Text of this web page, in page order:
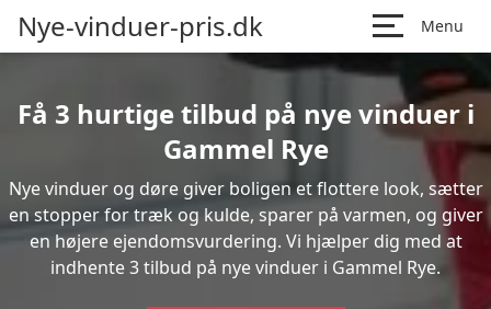
Nye-vinduer-pris.dk Menu
Få 3 hurtige tilbud på nye vinduer i
Gammel Rye
Nye vinduer og døre giver boligen et flottere look, sætter
en stopper for træk og kulde, sparer på varmen, og giver
en højere ejendomsvurdering. Vi hjælper dig med at
indhente 3 tilbud på nye vinduer i Gammel Rye.